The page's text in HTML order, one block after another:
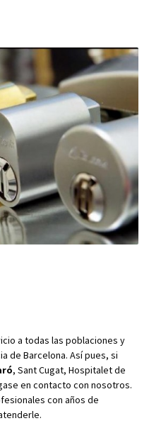
a todas las poblaciones y
de Barcelona. Así pues, si
, Sant Cugat, Hospitalet de
en contacto con nosotros.
con años de